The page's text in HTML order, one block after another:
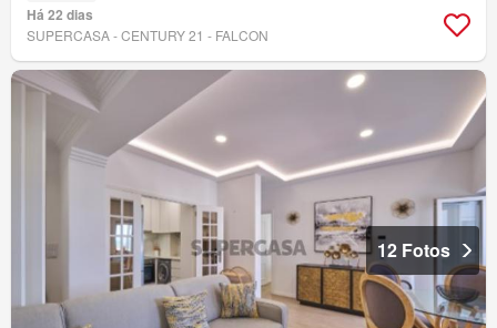
Há 22 dias
SUPERCASA - CENTURY 21 - FALCON
12 Fotos